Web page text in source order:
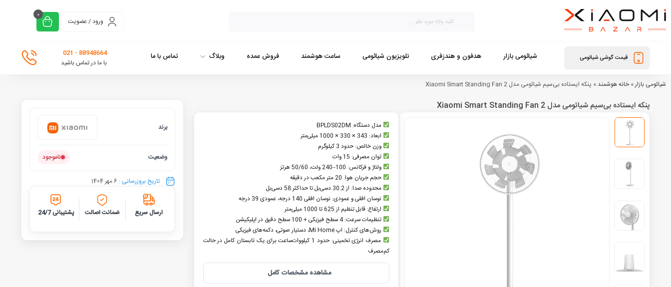
ورود / عضویت
0
قیمت گوشی شیائومی شیائومی بازار هدفون و هندزفری تلویزیون شیائومی ساعت هوشمند فروش عمده وبلاگ تماس با ما
88948664 - 021
با ما در تماس باشید
شیائومی بازار» خانه هوشمند » پنکه ایستاده بی‌سیم شیائومی مدل Xiaomi Smart Standing Fan 2
پنکه ایستاده بی‌سیم شیائومی مدل Xiaomi Smart Standing Fan 2
مدل دستگاه: BPLDS02DM
ابعاد: 343 × 330 × 1000 میلی‌متر
وزن خالص: حدود 3 کیلوگرم
توان مصرفی: 15 وات
ولتاژ و فرکانس: 100–240 ولت، 50/60 هرتز
حجم جریان هوا: 20 متر مکعب در دقیقه
محدوده صدا: از 30.2 دسی‌بل تا حداکثر 58 دسی‌بل
نوسان افقی و عمودی: نوسان افقی 140 درجه، عمودی 39 درجه
ارتفاع: قابل تنظیم از 625 تا 1000 میلی‌متر
تنظیمات سرعت: 4 سطح فیزیکی + 100 سطح دقیق در اپلیکیشن
روش‌های کنترل: اپ Mi Home، دستیار صوتی، دکمه‌های فیزیکی
مصرف انرژی تخمینی: حدود 1 کیلووات‌ساعت برای یک تابستان کامل در حالت
کم‌مصرف
مشاهده مشخصات کامل
برند
وضعیت ناموجود
تاریخ بروزرسانی : 6 مهر 1404
ارسال سریع ضمانت اصالت پشتیبانی 24/7